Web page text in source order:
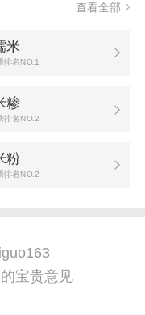
查看全部
米
排名NO.1
糁
排名NO.2
粉
排名NO.2
宝贵意见